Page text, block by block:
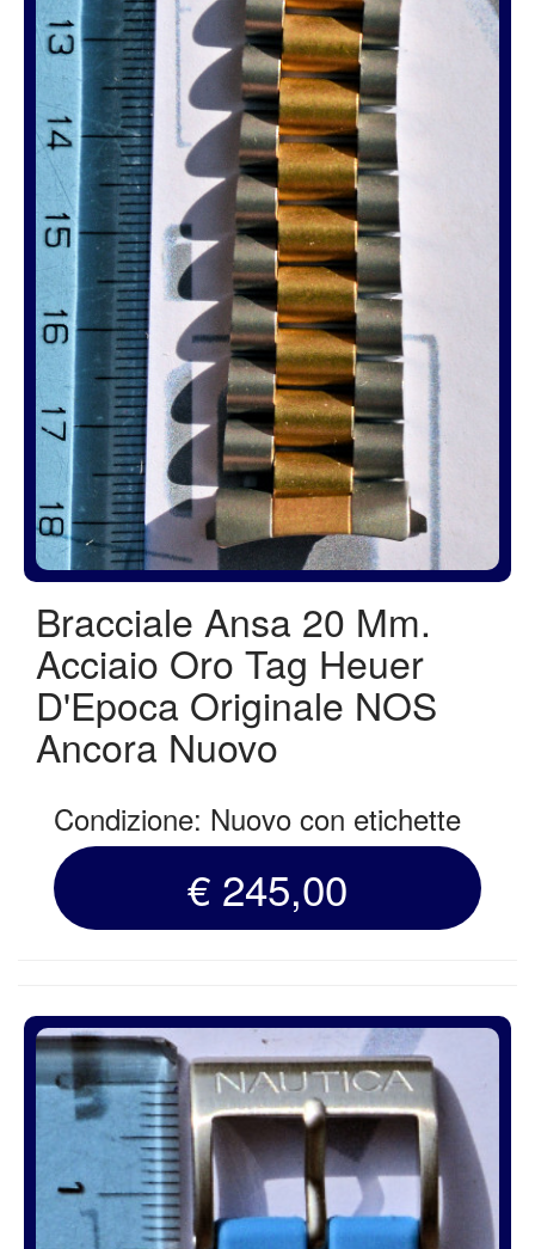
Bracciale Ansa 20 Mm.
Acciaio Oro Tag Heuer
D'Epoca Originale NOS
Ancora Nuovo
Condizione: Nuovo con etichette
€ 245,00